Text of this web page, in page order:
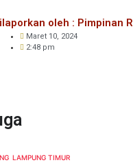
oleh : Pimpinan
Maret 10, 2024
2:48 pm
LAMPUNG TIMUR